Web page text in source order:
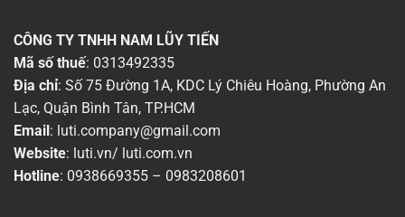
Chống nước (IP)
Màu sắc đèn
Công suất
CÔNG TY TNHH NAM LŨY TIẾN
Mã số thuế: 0313492335
Địa chỉ: Số 75 Đường 1A, KDC Lý Chiêu Hoàng, Phường An
Lạc, Quận Bình Tân, TP.HCM
Email: luti.company@gmail.com
Website: luti.vn/ luti.com.vn
Hotline: 0938669355 – 0983208601